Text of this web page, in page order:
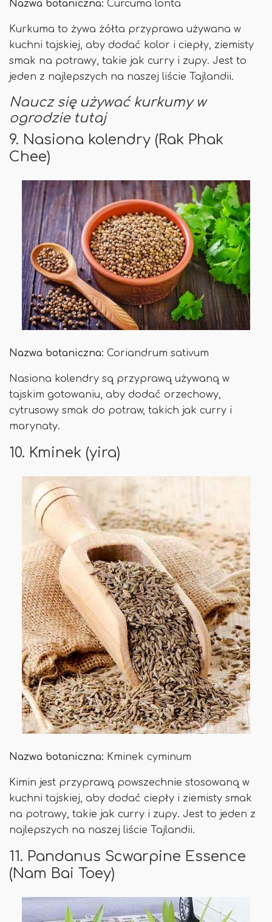
Nazwa botaniczna: Curcuma lonta
Kurkuma to żywa żółta przyprawa używana w
kuchni tajskiej, aby dodać kolor i ciepły, ziemisty
smak na potrawy, takie jak curry i zupy. Jest to
jeden z najlepszych na naszej liście Tajlandii.
Naucz się używać kurkumy w
ogrodzie tutaj
9. Nasiona kolendry (Rak Phak
Chee)
Nazwa botaniczna: Coriandrum sativum
Nasiona kolendry są przyprawą używaną w
tajskim gotowaniu, aby dodać orzechowy,
cytrusowy smak do potraw, takich jak curry i
marynaty.
10. Kminek (yira)
Nazwa botaniczna: Kminek cyminum
Kimin jest przyprawą powszechnie stosowaną w
kuchni tajskiej, aby dodać ciepły i ziemisty smak
na potrawy, takie jak curry i zupy. Jest to jeden z
najlepszych na naszej liście Tajlandii.
11. Pandanus Scwarpine Essence
(Nam Bai Toey)